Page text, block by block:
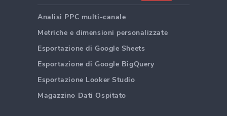
Analisi PPC multi-canale
Metriche e dimensioni personalizzate
Esportazione di Google Sheets
Esportazione di Google BigQuery
Esportazione Looker Studio
Magazzino Dati Ospitato